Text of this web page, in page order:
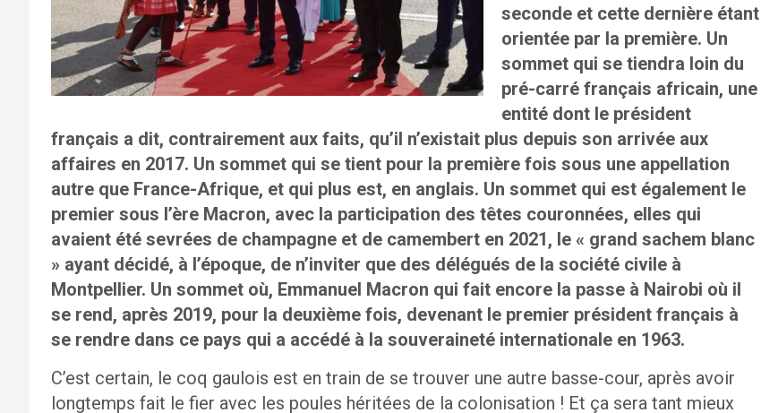
seconde et cette dernière étant
orientée par la première. Un
sommet qui se tiendra loin du
pré-carré français africain, une
entité dont le président
français a dit, contrairement aux faits, qu’il n’existait plus depuis son arrivée aux
affaires en 2017. Un sommet qui se tient pour la première fois sous une appellation
autre que France-Afrique, et qui plus est, en anglais. Un sommet qui est également le
premier sous l’ère Macron, avec la participation des têtes couronnées, elles qui
avaient été sevrées de champagne et de camembert en 2021, le « grand sachem blanc
» ayant décidé, à l’époque, de n’inviter que des délégués de la société civile à
Montpellier. Un sommet où, Emmanuel Macron qui fait encore la passe à Nairobi où il
se rend, après 2019, pour la deuxième fois, devenant le premier président français à
se rendre dans ce pays qui a accédé à la souveraineté internationale en 1963.
C’est certain, le coq gaulois est en train de se trouver une autre basse-cour, après avoir
longtemps fait le fier avec les poules héritées de la colonisation ! Et ça sera tant mieux